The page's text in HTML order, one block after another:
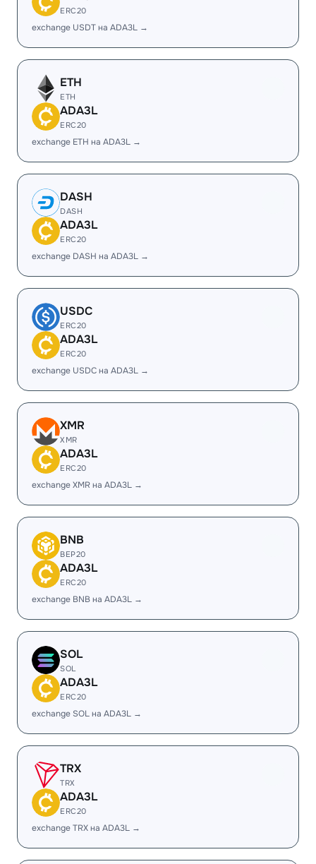
ERC20
exchange USDT на ADA3L →
ETH
ETH
ADA3L
ERC20
exchange ETH на ADA3L →
DASH
DASH
ADA3L
ERC20
exchange DASH на ADA3L →
USDC
ERC20
ADA3L
ERC20
exchange USDC на ADA3L →
XMR
XMR
ADA3L
ERC20
exchange XMR на ADA3L →
BNB
BEP20
ADA3L
ERC20
exchange BNB на ADA3L →
SOL
SOL
ADA3L
ERC20
exchange SOL на ADA3L →
TRX
TRX
ADA3L
ERC20
exchange TRX на ADA3L →